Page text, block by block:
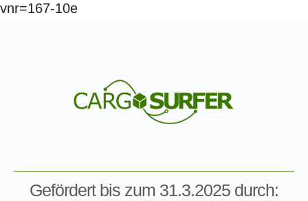
vnr=167-10e
Gefördert bis zum 31.3.2025 durch: